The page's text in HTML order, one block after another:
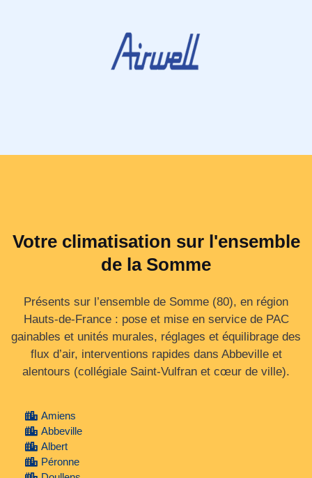
Votre climatisation sur l'ensemble
de la Somme
Présents sur l’ensemble de Somme (80), en région
Hauts-de-France : pose et mise en service de PAC
gainables et unités murales, réglages et équilibrage des
flux d’air, interventions rapides dans Abbeville et
alentours (collégiale Saint‑Vulfran et cœur de ville).
Amiens
Abbeville
Albert
Péronne